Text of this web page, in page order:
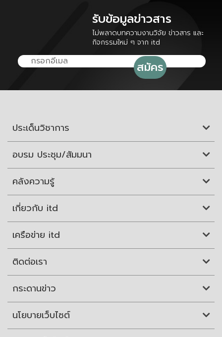
รับข้อมูลข่าวสาร
ไม่พลาดบทความงานวิจัย ข่าวสาร และ
กิจกรรมใหม่ ๆ จาก itd
ประเด็นวิชาการ
อบรม ประชุม/สัมมนา
คลังความรู้
เกี่ยวกับ itd
เครือข่าย itd
ติดต่อเรา
กระดานข่าว
นโยบายเว็บไซต์